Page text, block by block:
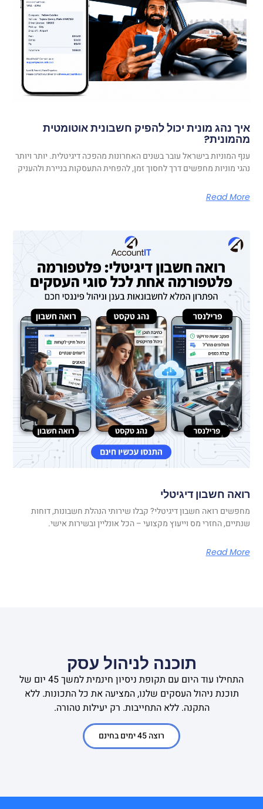
איך נהג מונית יכול להפיק חשבונית אוטומטית
מהמונית?
ענף המוניות בישראל עובר בשנים האחרונות מהפכה דיגיטלית. יותר ויותר
נהגי מוניות מחפשים דרך לחסוך זמן, להפחית התעסקות בניירת ולהעניק
Read More
רואה חשבון דיגיטלי
מחפשים רואה חשבון דיגיטלי? קבלו שירותי הנהלת חשבונות, דוחות
שנתיים, החזרי מס וייעוץ מקצועי – הכל אונליין ובשירות אישי.
Read More
תוכנה לניהול עסק
התחילו עוד היום עם תקופת ניסיון חינמית למשך 45 יום של
תוכנת ניהול העסקים שלנו, המציעה את כל התכונות. ללא
התקנה. ללא התחייבות. רק יעילות טהורה.
רוצה 45 ימים בחינם